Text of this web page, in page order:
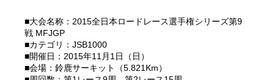
■大会名称：2015全日本ロードレース選手権シリーズ第9
戦 MFJGP
■カテゴリ：JSB1000
■開催日：2015年11月1日（日）
■会場：鈴鹿サーキット（5.821Km）